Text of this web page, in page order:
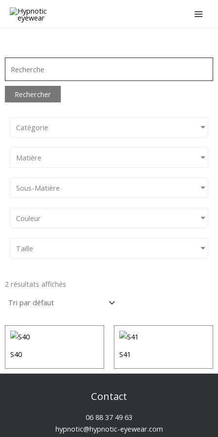
Aller
Rechercher
Catégorie
Matière
Sous-Matière
Couleur
Taille
2 résultats affichés
S40 S41
Contact
06 88 37 49 63
hypnotic@hypnotic-eyewear.com